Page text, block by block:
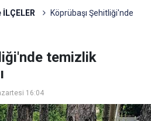
İLÇELER
Köprübaşı Şehitliği'nde
temizlik
16:04